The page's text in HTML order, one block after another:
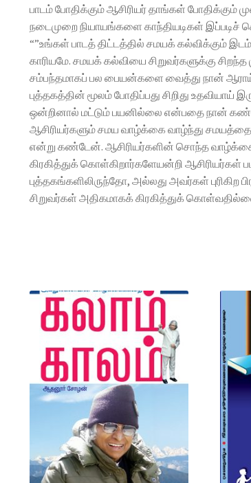
பாடம் போதிக்கும் ஆசிரியர் தாங்கள்
நடைமுறை நியாயங்களை காந்தியடிகள் இப்படிச்
“”உங்கள் பாடத் திட்டத்தில் சமயக் கல்விக்கும் இடம்
காரியமே. சமயக் கல்வியை சிறுவர்களுக்கு சிறந்த
சம்பந்தமாகப் பல பையன்களை வைத்து நான்
புத்தகத்தின் மூலம் போதிப்பது சிறிது உதவியாய்
ஒன்றினால் மட்டும் பயனில்லை என்பதை நான்
ஆசிரியர்களும் சமய வாழ்க்கை வாழ்ந்து சமயத்தை
என்று கண்டேன். ஆசிரியர்களின் சொந்த
கிரகித்துக் கொள்கிறார்களேயன்றி ஆசிரியர்கள்
புத்தகங்களிலிருந்தோ, அல்லது அவர்கள் புரிகிற
சிறுவர்கள் அதிகமாகக் கிரகித்துக்